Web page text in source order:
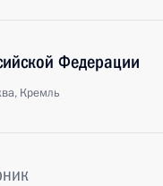
Федерации
Кремль